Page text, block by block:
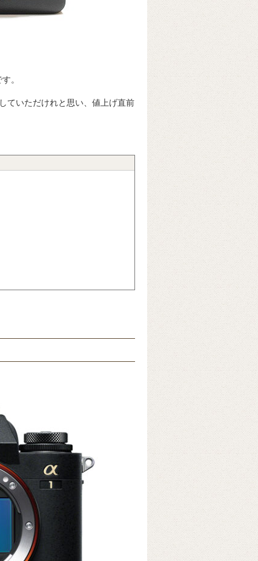
。
ていただけれと思い、値上げ直前